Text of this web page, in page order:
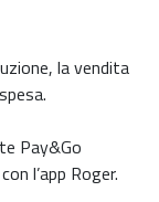
la vendita
Pay&Go
l’app Roger.